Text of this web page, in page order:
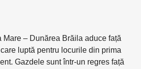
Mare – Dunărea Brăila aduce față
luptă pentru locurile din prima
Gazdele sunt într-un regres față